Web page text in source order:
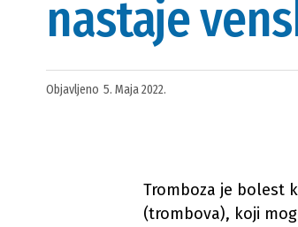
nastaje
Objavljeno 5. Maja 2022.
Tromboza je bolest
(trombova), koji